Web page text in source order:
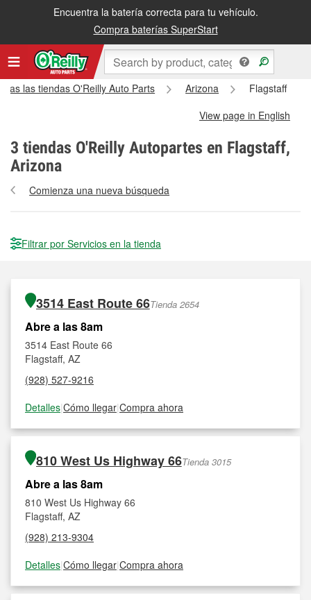
Encuentra la batería correcta para tu vehículo.
Compra baterías SuperStart
las tiendas O'Reilly Auto Parts Arizona
Flagstaff
View page in English
3 tiendas O'Reilly Autopartes en Flagstaff,
Arizona
Comienza una nueva búsqueda
Filtrar por Servicios en la tienda
3514 East Route 66Tienda 2654
Abre a las 8am
3514 East Route 66
Flagstaff, AZ
(928) 527-9216
Detalles|Cómo llegar|Compra ahora
810 West Us Highway 66Tienda 3015
Abre a las 8am
810 West Us Highway 66
Flagstaff, AZ
(928) 213-9304
Detalles|Cómo llegar|Compra ahora